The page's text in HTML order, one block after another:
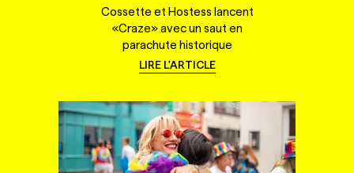
Cossette et Hostess lancent
«Craze» avec un saut en
parachute historique
LIRE L'ARTICLE